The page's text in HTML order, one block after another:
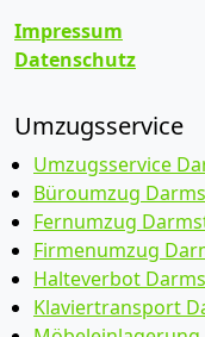
Impressum
Datenschutz
Umzugsservice
Umzugsservice
Büroumzug
Fernumzug
Firmenumzug
Halteverbot
Klaviertransport